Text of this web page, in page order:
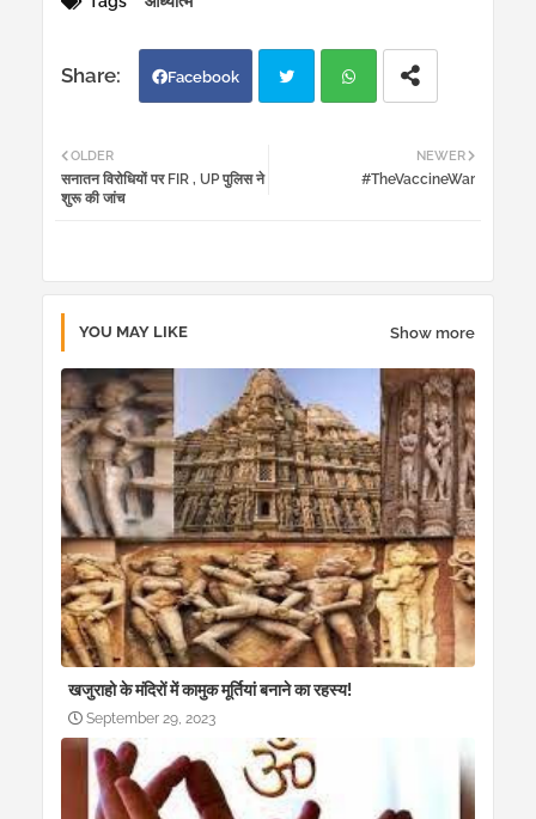
Facebook
atsa
NEWER
#TheVaccineWar
OLDER
सनातन विरोधियों पर FIR , UP पुलिस ने
शुरू की जांच
YOU MAY LIKE Show more
खजुराहो के मंदिरों में कामुक मूर्तियां बनाने का रहस्य!
September 29, 2023